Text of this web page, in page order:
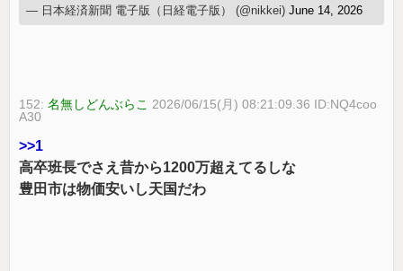
— 日本経済新聞 電子版（日経電子版） (@nikkei)June 14, 2026
152:名無しどんぶらこ 2026/06/15(月) 08:21:09.36 ID:NQ4coo
A30
>>1
高卒班長でさえ昔から1200万超えてるしな
豊田市は物価安いし天国だわ